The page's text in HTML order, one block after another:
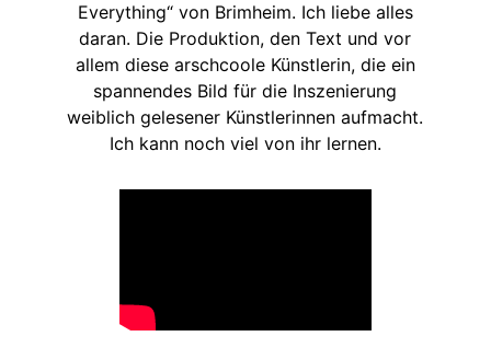
Everything“ von Brimheim. Ich liebe alles
daran. Die Produktion, den Text und vor
allem diese arschcoole Künstlerin, die ein
spannendes Bild für die Inszenierung
weiblich gelesener Künstlerinnen aufmacht.
Ich kann noch viel von ihr lernen.